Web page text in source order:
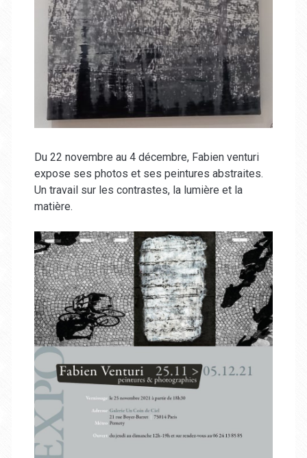
Du 22 novembre au 4 décembre, Fabien venturi
expose ses photos et ses peintures abstraites.
Un travail sur les contrastes, la lumière et la
matière.